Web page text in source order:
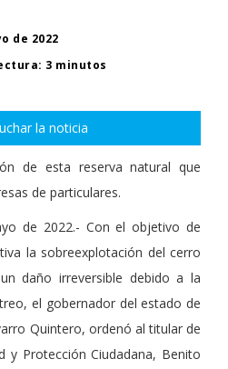
de 2022
3 minutos
la noticia
de esta reserva natural que
de particulares.
de 2022.- Con el objetivo de
la sobreexplotación del cerro
daño irreversible debido a la
el gobernador del estado de
Quintero, ordenó al titular de
y Protección Ciudadana, Benito